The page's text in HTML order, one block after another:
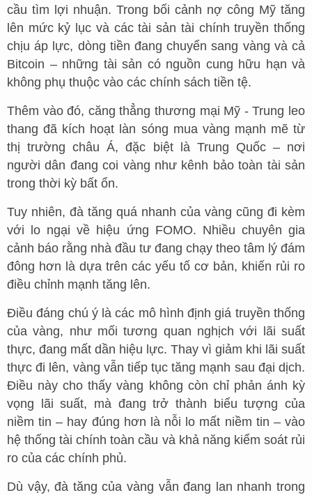
cầu tìm lợi nhuận. Trong bối cảnh nợ công Mỹ tăng
lên mức kỷ lục và các tài sản tài chính truyền thống
chịu áp lực, dòng tiền đang chuyển sang vàng và cả
Bitcoin – những tài sản có nguồn cung hữu hạn và
không phụ thuộc vào các chính sách tiền tệ.
Thêm vào đó, căng thẳng thương mại Mỹ - Trung leo
thang đã kích hoạt làn sóng mua vàng mạnh mẽ từ
thị trường châu Á, đặc biệt là Trung Quốc – nơi
người dân đang coi vàng như kênh bảo toàn tài sản
trong thời kỳ bất ổn.
Tuy nhiên, đà tăng quá nhanh của vàng cũng đi kèm
với lo ngại về hiệu ứng FOMO. Nhiều chuyên gia
cảnh báo rằng nhà đầu tư đang chạy theo tâm lý đám
đông hơn là dựa trên các yếu tố cơ bản, khiến rủi ro
điều chỉnh mạnh tăng lên.
Điều đáng chú ý là các mô hình định giá truyền thống
của vàng, như mối tương quan nghịch với lãi suất
thực, đang mất dần hiệu lực. Thay vì giảm khi lãi suất
thực đi lên, vàng vẫn tiếp tục tăng mạnh sau đại dịch.
Điều này cho thấy vàng không còn chỉ phản ánh kỳ
vọng lãi suất, mà đang trở thành biểu tượng của
niềm tin – hay đúng hơn là nỗi lo mất niềm tin – vào
hệ thống tài chính toàn cầu và khả năng kiểm soát rủi
ro của các chính phủ.
Dù vậy, đà tăng của vàng vẫn đang lan nhanh trong